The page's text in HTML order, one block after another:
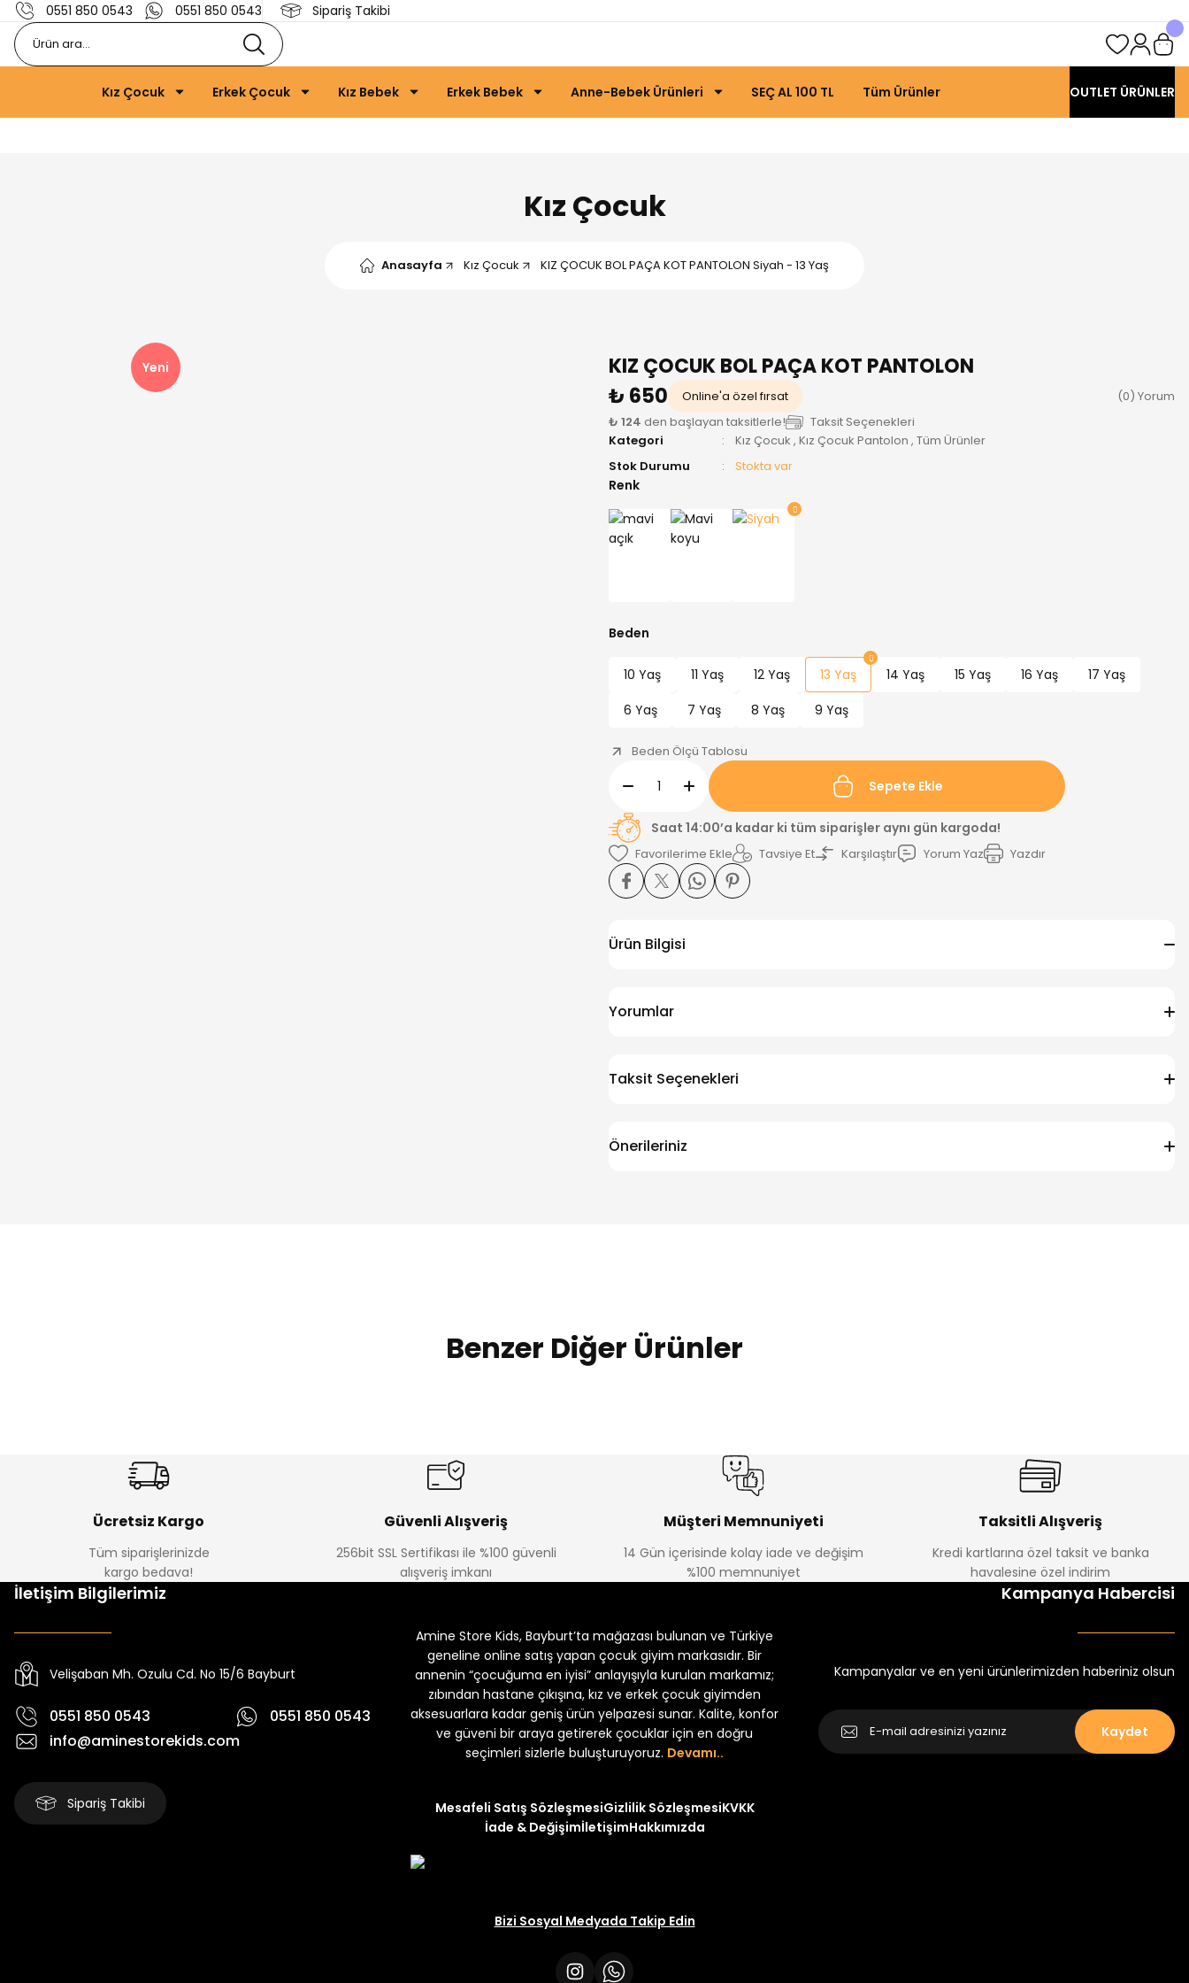
0551 850 0543 0551 850 0543 Sipariş Takibi
Kız Çocuk Erkek Çocuk Kız Bebek Erkek Bebek Anne-Bebek Ürünleri SEÇ AL 100 TL Tüm Ürünler OUTLET ÜRÜNLER
Kız Çocuk
Anasayfa Kız Çocuk KIZ ÇOCUK BOL PAÇA KOT PANTOLON Siyah - 13 Yaş
Yeni
KIZ ÇOCUK BOL PAÇA KOT PANTOLON
₺ 650
Online'a özel fırsat
(0) Yorum
₺ 124 den başlayan taksitlerle!
Taksit Seçenekleri
Kategori
Kız Çocuk , Kız Çocuk Pantolon , Tüm Ürünler
Stok Durumu
Stokta var
Renk
Beden
10 Yaş 11 Yaş 12 Yaş 13 Yaş 14 Yaş 15 Yaş 16 Yaş
17 Yaş
6 Yaş
7 Yaş 8 Yaş 9 Yaş
Beden Ölçü Tablosu
Sepete Ekle
Saat 14:00’a kadar ki tüm siparişler aynı gün kargoda!
Tavsiye Et Karşılaştır Yorum Yaz Yazdır
Ürün Bilgisi
Yorumlar
Taksit Seçenekleri
Önerileriniz
Benzer Diğer Ürünler
Navi Kız Çocuk Kot Pantolon Melra Kız Çocuk Kot Pantolon
%15
Yeni
Tivon Kız Çocuk 3’lü Takım
%22 %22
Yeni₺ 250
%22
Yeni
₺ 320 ₺ 250
%22
Koren Kız Çocuk ve Bebek Tayt
Ücretsiz Kargo
Tüm siparişlerinizde
kargo bedava!
Güvenli Alışveriş
256bit SSL Sertifikası ile %100 güvenli
alışveriş imkanı
Müşteri Memnuniyeti
14 Gün içerisinde kolay iade ve değişim
%100 memnuniyet
Taksitli Alışveriş
Kredi kartlarına özel taksit ve banka
havalesine özel indirim
İletişim Bilgilerimiz
Velişaban Mh. Ozulu Cd. No 15/6 Bayburt
0551 850 0543
0551 850 0543
info@aminestorekids.com
Sipariş Takibi
Amine Store Kids, Bayburt’ta mağazası bulunan ve Türkiye
geneline online satış yapan çocuk giyim markasıdır. Bir
annenin “çocuğuma en iyisi” anlayışıyla kurulan markamız;
zıbından hastane çıkışına, kız ve erkek çocuk giyimden
aksesuarlara kadar geniş ürün yelpazesi sunar. Kalite, konfor
ve güveni bir araya getirerek çocuklar için en doğru
seçimleri sizlerle buluşturuyoruz. Devamı..
Mesafeli Satış SözleşmesiGizlilik SözleşmesiKVKK
İade & DeğişimİletişimHakkımızda
Bizi Sosyal Medyada Takip Edin
Kampanya Habercisi
Kampanyalar ve en yeni ürünlerimizden haberiniz olsun
Kaydet